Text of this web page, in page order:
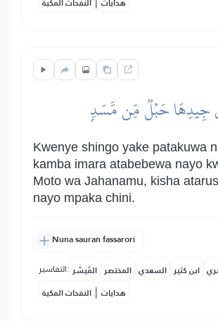
جِيدِهَا حَبۡلٞ مِّن مَّسَدِۭ
Kwenye shingo yake patakuwa
kamba imara atabebewa nayo
Moto wa Jahanamu, kisha
nayo mpaka chini.
Nuna sauran fassarori
التفاسير: المُيسَّر المختصر السعدي ابن كثير
النفحات المكية | هدايات